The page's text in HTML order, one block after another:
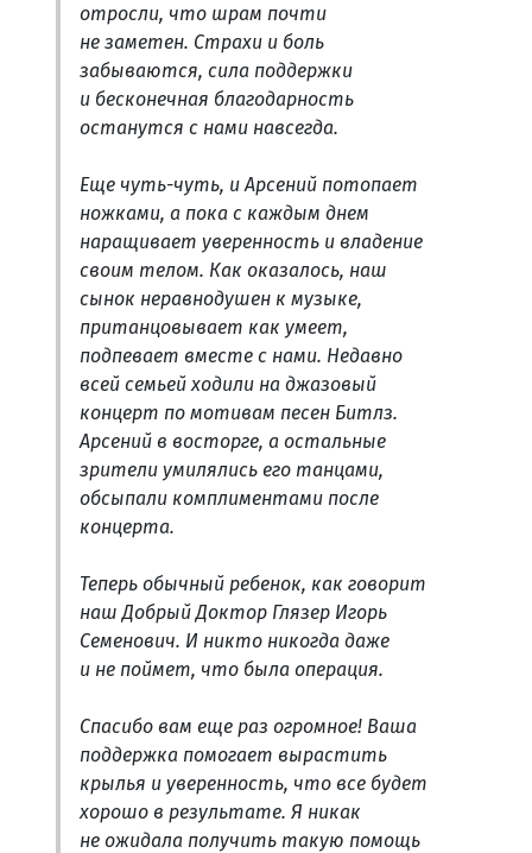
отросли, что шрам почти
не заметен. Страхи и боль
забываются, сила поддержки
и бесконечная благодарность
останутся с нами навсегда.
Еще чуть-чуть, и Арсений потопает
ножками, а пока с каждым днем
наращивает уверенность и владение
своим телом. Как оказалось, наш
сынок неравнодушен к музыке,
пританцовывает как умеет,
подпевает вместе с нами. Недавно
всей семьей ходили на джазовый
концерт по мотивам песен Битлз.
Арсений в восторге, а остальные
зрители умилялись его танцами,
обсыпали комплиментами после
концерта.
Теперь обычный ребенок, как говорит
наш Добрый Доктор Глязер Игорь
Семенович. И никто никогда даже
и не поймет, что была операция.
Спасибо вам еще раз огромное! Ваша
поддержка помогает вырастить
крылья и уверенность, что все будет
хорошо в результате. Я никак
не ожидала получить такую помощь